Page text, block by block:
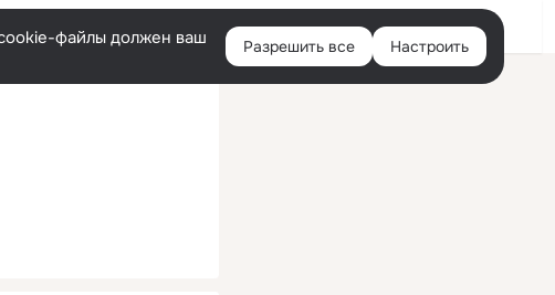
Войти
файлы должен ваш
Разрешить все Настроить